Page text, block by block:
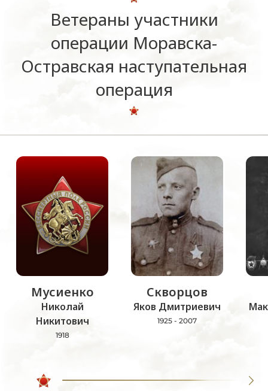
Ветераны участники
операции Моравска-
Остравская наступательная
операция
Мусиенко
Николай
Никитович
1918
Скворцов
Яков Дмитриевич
1925 - 2007